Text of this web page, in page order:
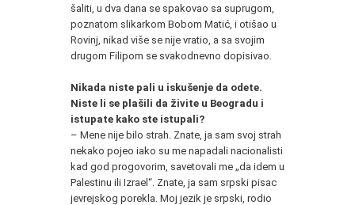
šaliti, u dva dana se spakovao sa suprugom,
poznatom slikarkom Bobom Matić, i otišao u
Rovinj, nikad više se nije vratio, a sa svojim
drugom Filipom se svakodnevno dopisivao.
Nikada niste pali u iskušenje da odete.
Niste li se plašili da živite u Beogradu i
istupate kako ste istupali?
– Mene nije bilo strah. Znate, ja sam svoj strah
nekako pojeo iako su me napadali nacionalisti
kad god progovorim, savetovali me „da idem u
Palestinu ili Izrael“. Znate, ja sam srpski pisac
jevrejskog porekla. Moj jezik je srpski, rodio